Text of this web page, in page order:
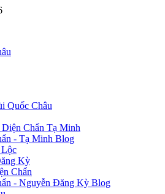
Quốc Châu
Diện Chẩn Tạ Minh
- Tạ Minh Blog
Kỳ
Chẩn
- Nguyễn Đăng Kỳ Blog